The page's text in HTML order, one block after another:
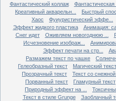
Фантастический коллаж
Креативный акварельн...
Быстрый
Хаос
Фуиуристический эффе...
Эффект жидкого пластика
Анимация:
Снег идет
Оживляем новогоднюю ...
Исчезновение изображ...
Эффект печати на стр...
Размажем текст по чашке
Гелеобразный текст
Магический текст
Прозрачный текст
Текст со
Порванный текст
Гламурный текст
Природный эффект на ...
Текст в стиле Grunge
Заоблачный